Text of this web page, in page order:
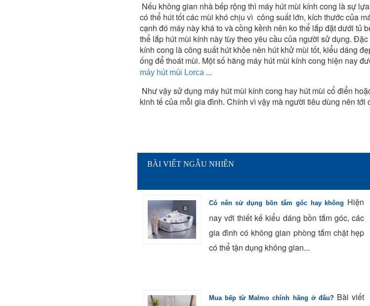
Nếu không gian nhà bếp rộng thì máy hút mùi kính cong là sự
có thể hút tốt các mùi khó chịu vì công suất lớn, kích thước của
cạnh đó máy này khá to và cồng kềnh nên ko thể lắp đặt dưới tủ
thể lắp hút mùi kính này tùy theo yêu cầu của người sử dụng.
kính cong là công suất hút khỏe nên hút khử mùi tốt, kiểu dáng
ống để thoát mùi. Một số hãng máy hút mùi kính cong hiện nay
máy hút mùi Lorca...
Như vậy sử dụng máy hút mùi kính cong hay hút mùi cổ điển
kinh tế của mỗi gia đình. Chính vì vậy mà người tiêu dùng nên
BÀI VIẾT NGẪU NHIÊN
Có nên sử dụng bồn tắm góc hay không Hiện
nay với thiết kế kiểu dáng bồn tắm góc, các
gia đình có không gian phòng tắm chật hẹp
có thể tận dụng không gian...
Mua bếp từ Malmo chính hãng ở đâu?Bài viết